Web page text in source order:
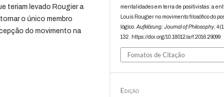
teriam levado Rougier a
o único membro
do movimento na
mentalidades em terra de positivistas: a
Louis Rougier no movimento filosófico do
lógico.Aufklärung: Journal of Philosophy,4
132. https://doi.org/10.18012/arf.2016.29099
Fomatos de Citação
Edição